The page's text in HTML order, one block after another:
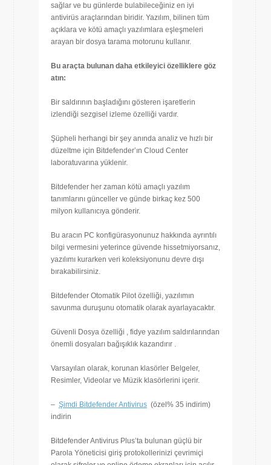
sağlar ve bu günlerde bulabileceğiniz en iyi
antivirüs araçlarından biridir. Yazılım, bilinen tüm
açıklara ve kötü amaçlı yazılımlara eşleşmeleri
arayan bir dosya tarama motorunu kullanır.
Bu araçta bulunan daha etkileyici özelliklere göz
atın:
Bir saldırının başladığını gösteren işaretlerin
izlendiği sezgisel izleme özelliği vardır.
Şüpheli herhangi bir şey anında analiz ve hızlı bir
düzeltme için Bitdefender’ın Cloud Center
laboratuvarına yüklenir.
Bitdefender her zaman kötü amaçlı yazılım
tanımlarını günceller ve günde birkaç kez 500
milyon kullanıcıya gönderir.
Bu aracın PC konfigürasyonunuz hakkında ayrıntılı
bilgi vermesini yeterince güvende hissetmiyorsanız,
yazılımı kurarken veri koleksiyonunu devre dışı
bırakabilirsiniz.
Bitdefender Otomatik Pilot özelliği, yazılımın
savunma duruşunu otomatik olarak ayarlayacaktır.
Güvenli Dosya özelliği , fidye yazılım saldırılarından
önemli dosyaları bağışıklık kazandırır .
Varsayılan olarak, korunan klasörler Belgeler,
Resimler, Videolar ve Müzik klasörlerini içerir.
– Şimdi Bitdefender Antivirus (özel% 35 indirim)
indirin
Bitdefender Antivirus Plus’ta bulunan güçlü bir
Parola Yöneticisi giriş protokollerinizi çevrimiçi